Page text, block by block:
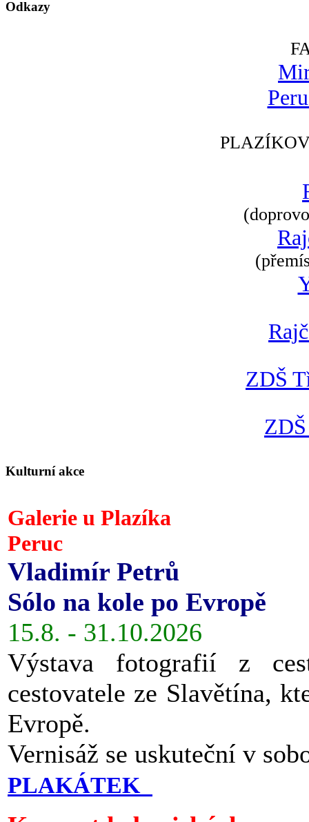
Odkazy
ZDŠ
Kulturní akce
Galerie u Plazíka
Peruc
Vladimír Petrů
Sólo na kole po Evropě
15.8. - 31.10.2026
Výstava fotografií z
cestovatele ze Slavětína,
Evropě.
Vernisáž se uskuteční v
PLAKÁTEK